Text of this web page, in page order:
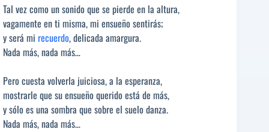
Tal vez como un sonido que se pierde en la altura,
vagamente en ti misma, mi ensueño sentirás;
y será mi recuerdo, delicada amargura.
Nada más, nada más…
Pero cuesta volverla juiciosa, a la esperanza,
mostrarle que su ensueño querido está de más,
y sólo es una sombra que sobre el suelo danza.
Nada más, nada más…